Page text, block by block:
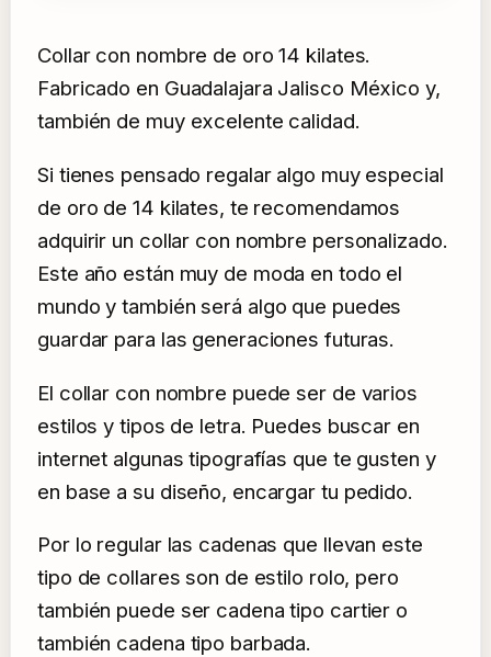
Collar con nombre de oro 14 kilates.
Fabricado en Guadalajara Jalisco México y,
también de muy excelente calidad.
Si tienes pensado regalar algo muy especial
de oro de 14 kilates, te recomendamos
adquirir un collar con nombre personalizado.
Este año están muy de moda en todo el
mundo y también será algo que puedes
guardar para las generaciones futuras.
El collar con nombre puede ser de varios
estilos y tipos de letra. Puedes buscar en
internet algunas tipografías que te gusten y
en base a su diseño, encargar tu pedido.
Por lo regular las cadenas que llevan este
tipo de collares son de estilo rolo, pero
también puede ser cadena tipo cartier o
también cadena tipo barbada.